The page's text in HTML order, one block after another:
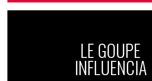
LE GOUPE
INFLUENCIA